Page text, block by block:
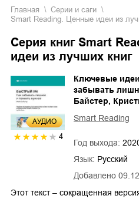
Главная
Серии и саги
Smart Reading. Ценные идеи из
Серия книг Smart Reading. Ценные
идеи из лучших книг
AУДИО
4
Добавлено
Ключевые
забывать
Байстер,
Smart Reading
Год выхода:
Язык: Русский
Этот текст – сокращенная